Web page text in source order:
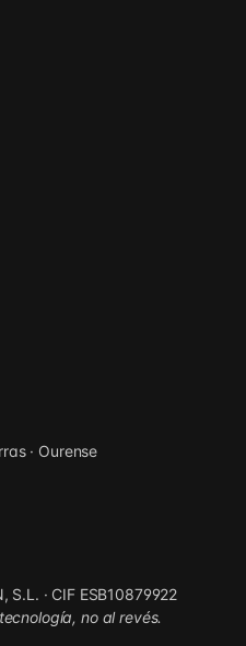
· Ourense
· CIF ESB10879922
no al revés.